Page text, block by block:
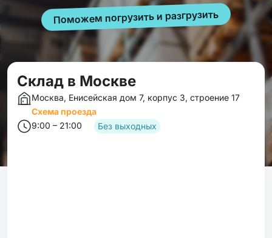
Поможем погрузить и разгрузить
Cклад в Москве
Москва, Енисейская дом 7, корпус 3, строение 17
Схема проезда
9:00 – 21:00
Без выходных